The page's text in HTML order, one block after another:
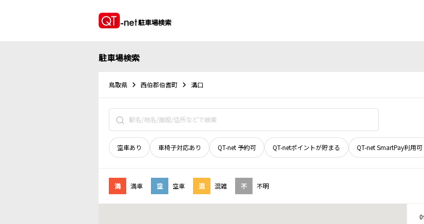
駐車場検索
駐車場検索
鳥取県 西伯郡伯耆町 溝口
空車あり 車椅子対応あり QT-net 予約可 QT-netポイントが貯まる QT-net SmartPay利用可
満 満車 空 空車 混 混雑 不 不明